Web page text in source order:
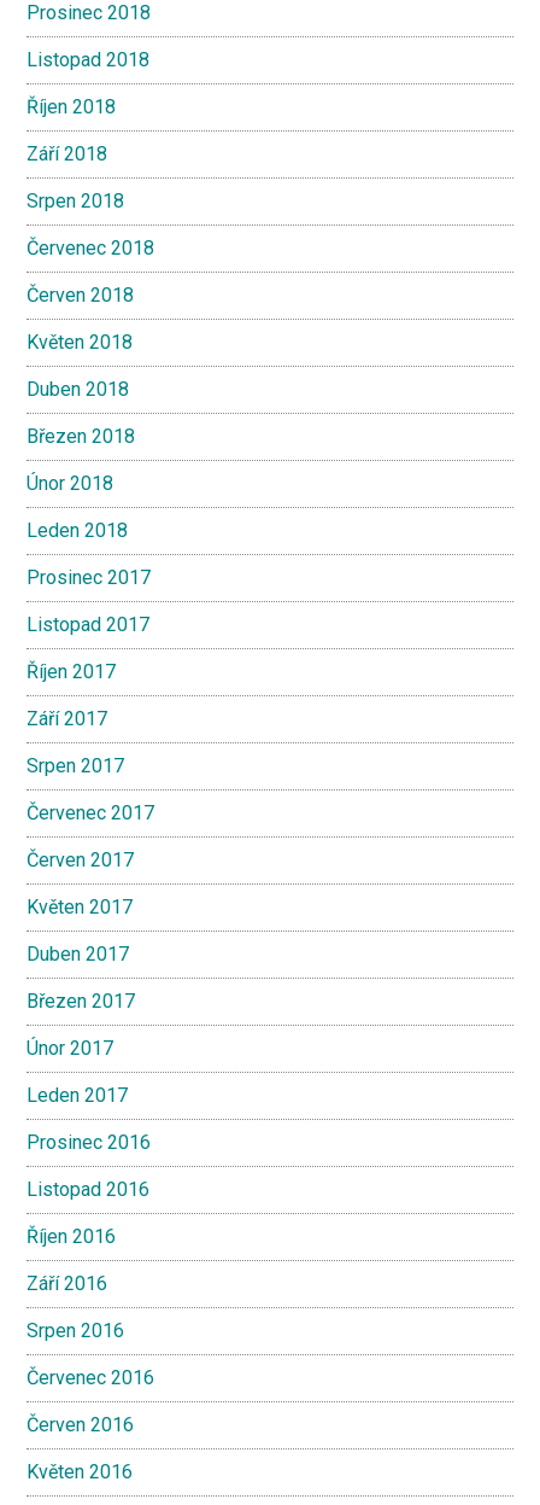
Prosinec 2018
Listopad 2018
Říjen 2018
Září 2018
Srpen 2018
Červenec 2018
Červen 2018
Květen 2018
Duben 2018
Březen 2018
Únor 2018
Leden 2018
Prosinec 2017
Listopad 2017
Říjen 2017
Září 2017
Srpen 2017
Červenec 2017
Červen 2017
Květen 2017
Duben 2017
Březen 2017
Únor 2017
Leden 2017
Prosinec 2016
Listopad 2016
Říjen 2016
Září 2016
Srpen 2016
Červenec 2016
Červen 2016
Květen 2016